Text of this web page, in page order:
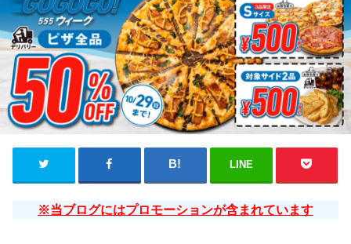
LINE
※当ブログにはプロモーションが含まれています